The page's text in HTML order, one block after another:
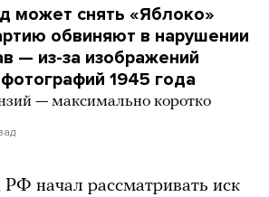
может снять «Яблоко»
обвиняют в нарушении
— из-за изображений
1945 года
— максимально коротко
начал рассматривать иск